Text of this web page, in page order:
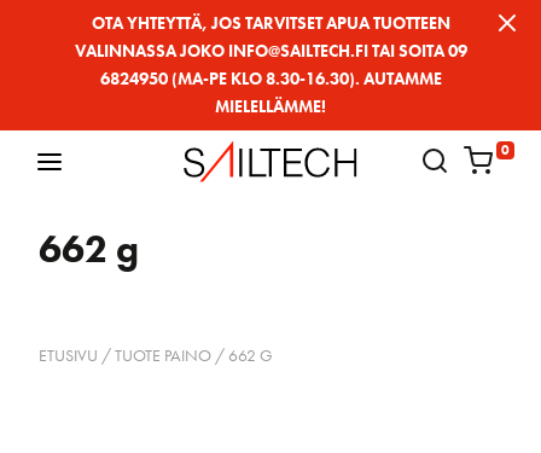
OTA YHTEYTTÄ, JOS TARVITSET APUA TUOTTEEN
VALINNASSA JOKO INFO@SAILTECH.FI TAI SOITA 09
6824950 (MA-PE KLO 8.30-16.30). AUTAMME
MIELELLÄMME!
0
662 g
ETUSIVU / TUOTE PAINO / 662 G